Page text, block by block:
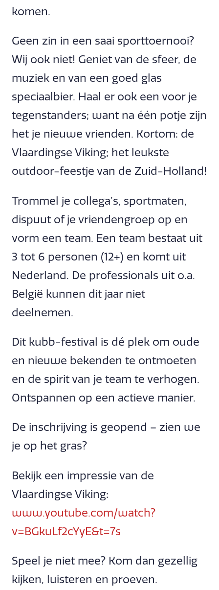
komen.
Geen zin in een saai sporttoernooi?
Wij ook niet! Geniet van de sfeer, de
muziek en van een goed glas
speciaalbier. Haal er ook een voor je
tegenstanders; want na één potje zijn
het je nieuwe vrienden. Kortom: de
Vlaardingse Viking; het leukste
outdoor-feestje van de Zuid-Holland!
Trommel je collega’s, sportmaten,
dispuut of je vriendengroep op en
vorm een team. Een team bestaat uit
3 tot 6 personen (12+) en komt uit
Nederland. De professionals uit o.a.
België kunnen dit jaar niet
deelnemen.
Dit kubb-festival is dé plek om oude
en nieuwe bekenden te ontmoeten
en de spirit van je team te verhogen.
Ontspannen op een actieve manier.
De inschrijving is geopend – zien we
je op het gras?
Bekijk een impressie van de
Vlaardingse Viking:
www.youtube.com/watch?
v=BGkuLf2cYyE&t=7s
Speel je niet mee? Kom dan gezellig
kijken, luisteren en proeven.